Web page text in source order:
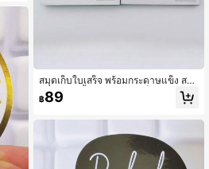
กร
สมุดเก็บใบเสร็จ พร้อมกระดาษแข็ง สมุ
ดใบแจ้งหนี้ 2 ส่วน ขนาดเล็กสำหรับธุร
กิจ ไม่มีคาร์บอน 3.74x5.12 นิ้ว (ชุด 5
฿89